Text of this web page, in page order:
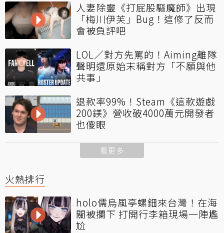
人妻除靈《打屁股驅魔師》出現
「梅川伊芙」Bug！這修了反而
會被負評吧
LOL／對方先罵的！Aiming離隊
聲明還原始末稱對方「不願與他
共事」
退款率99%！Steam《這款遊戲
200鎂》營收破4000萬元開發者
也傻眼
看更多
火熱排行
holo儒烏風亭螺鈿來台灣！在海
關被攔下 打開行李箱現場一陣尷
尬